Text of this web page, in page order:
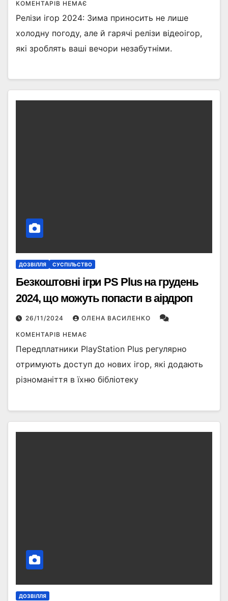
КОМЕНТАРІВ НЕМАЄ
Релізи ігор 2024: Зима приносить не лише
холодну погоду, але й гарячі релізи відеоігор,
які зроблять ваші вечори незабутніми.
ДОЗВІЛЛЯ СУСПІЛЬСТВО
Безкоштовні ігри PS Plus на грудень
2024, що можуть попасти в аірдроп
26/11/2024 ОЛЕНА ВАСИЛЕНКО
КОМЕНТАРІВ НЕМАЄ
Передплатники PlayStation Plus регулярно
отримують доступ до нових ігор, які додають
різноманіття в їхню бібліотеку
ДОЗВІЛЛЯ